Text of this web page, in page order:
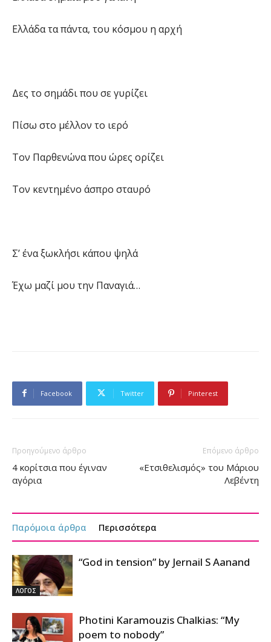
Ελλάδα τα πάντα, του κόσμου η αρχή
Δες το σημάδι που σε γυρίζει
Πίσω στο μέλλον το ιερό
Τον Παρθενώνα που ώρες ορίζει
Τον κεντημένο άσπρο σταυρό
Σ’ ένα ξωκλήσι κάπου ψηλά
Έχω μαζί μου την Παναγιά…
Facebook Twitter Pinterest
Προηγούμενο άρθρο
4 κορίτσια που έγιναν
αγόρια
Επόμενο άρθρο
«Ετσιθελισμός» του Μάριου
Λεβέντη
Παρόμοια άρθρα Περισσότερα
ΛΟΓΟΣ
“God in tension” by Jernail S Aanand
Photini Karamouzis Chalkias: “My
poem to nobody”